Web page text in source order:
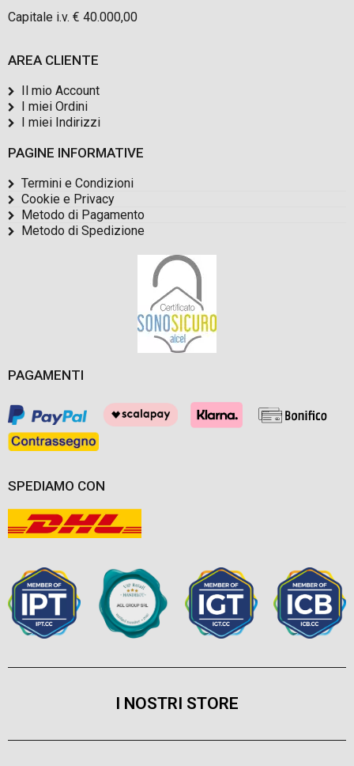
Capitale i.v. € 40.000,00
AREA CLIENTE
Il mio Account
I miei Ordini
I miei Indirizzi
PAGINE INFORMATIVE
Termini e Condizioni
Cookie e Privacy
Metodo di Pagamento
Metodo di Spedizione
PAGAMENTI
SPEDIAMO CON
I NOSTRI STORE